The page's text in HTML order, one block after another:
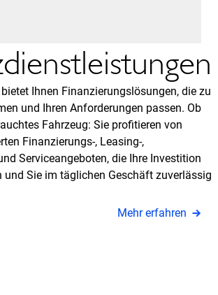
bietet Ihnen Finanzierungslösungen, die zu
und Ihren Anforderungen passen. Ob
Fahrzeug: Sie profitieren von
Finanzierungs-, Leasing-,
Serviceangeboten, die Ihre Investition
und Sie im täglichen Geschäft zuverlässig
Mehr erfahren